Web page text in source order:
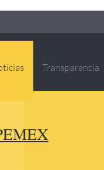
Transparencia